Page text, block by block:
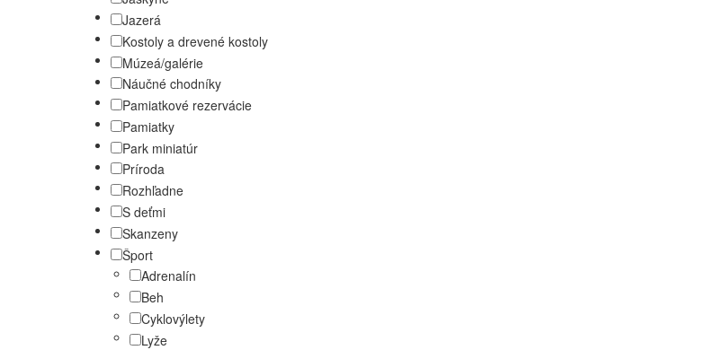
Jazerá
Kostoly a drevené kostoly
Múzeá/galérie
Náučné chodníky
Pamiatkové rezervácie
Pamiatky
Park miniatúr
Príroda
Rozhľadne
S deťmi
Skanzeny
Šport
Adrenalín
Beh
Cyklovýlety
Lyže